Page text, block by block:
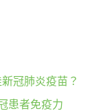
冠肺炎疫苗？
患者免疫力